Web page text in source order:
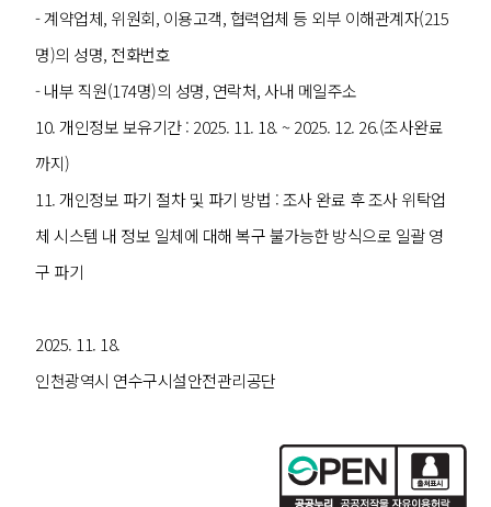
- 계약업체, 위원회, 이용고객, 협력업체 등 외부 이해관계자(215
명)의 성명, 전화번호
- 내부 직원(174명)의 성명, 연락처, 사내 메일주소
10. 개인정보 보유기간 : 2025. 11. 18. ~ 2025. 12. 26.(조사완료
까지)
11. 개인정보 파기 절차 및 파기 방법 : 조사 완료 후 조사 위탁업
체 시스템 내 정보 일체에 대해 복구 불가능한 방식으로 일괄 영
구 파기
2025. 11. 18.
인천광역시 연수구시설안전관리공단